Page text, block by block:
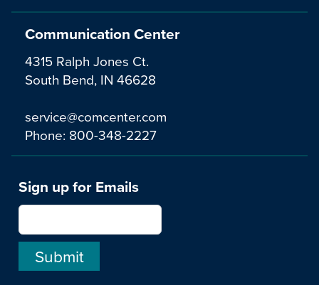
Communication Center
4315 Ralph Jones Ct.
South Bend, IN 46628
service@comcenter.com
Phone: 800-348-2227
Sign up for Emails